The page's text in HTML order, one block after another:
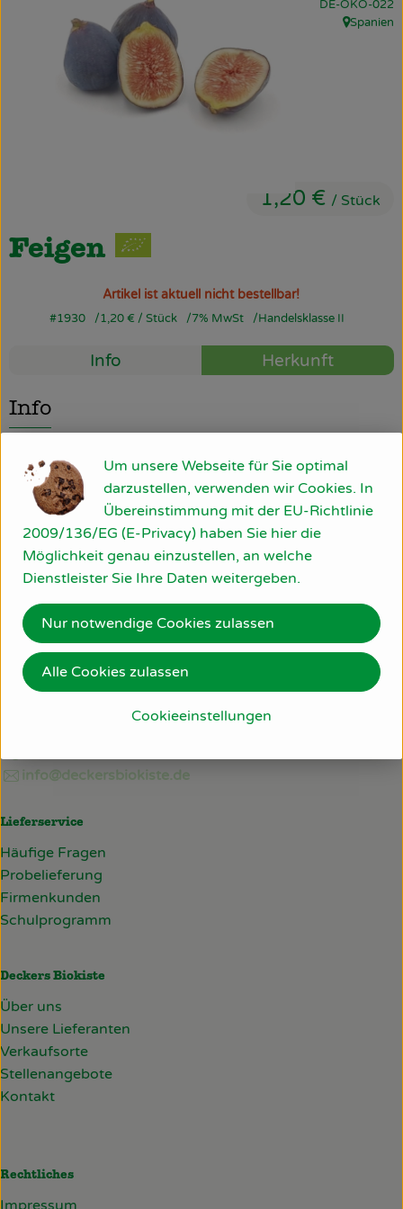
Obst & Gemüse
Käsetheke
Bäckerei
Getränke
Firmenkunden
Schulen & Kitas
Über uns
Blog
Rezepte
Feigen
1,20 € / Stück
, Kontrollstelle:
DE-ÖKO-022
, Herkunft:
Spanien
Artikel ist aktuell nicht bestellbar!
#1930 1,20 € / Stück 7% MwSt Handelsklasse II
Info Herkunft
Info
Produktinformationen
Herkunft
Spanien
Du hast eine Frage? Wir helfen gerne:
76534 Baden-Baden
info@deckersbiokiste.de
Lieferservice
Häufige Fragen
Probelieferung
Firmenkunden
Schulprogramm
Deckers Biokiste
Über uns
Unsere Lieferanten
Verkaufsorte
Stellenangebote
Kontakt
Rechtliches
Impressum
Um unsere Webseite für Sie optimal
darzustellen, verwenden wir Cookies. In
Übereinstimmung mit der EU-Richtlinie
2009/136/EG (E-Privacy) haben Sie hier die
Möglichkeit genau einzustellen, an welche
Dienstleister Sie Ihre Daten weitergeben.
Cookieeinstellungen
Nur notwendige Cookies zulassen
Alle Cookies zulassen